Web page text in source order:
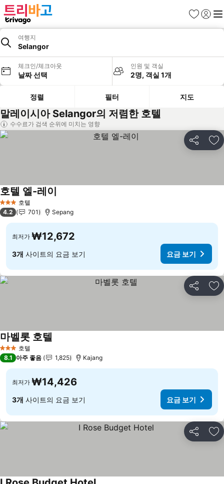
즐겨찾기
로그인
메
여행지
Selangor
체크인/체크아웃
날짜 선택
인원 및 객실
2명, 객실 1개
정렬 필터 지도
말레이시아 Selangor의 저렴한 호텔
수수료가 검색 순위에 미치는 영향
공유 즐
3 성급 호텔
호텔 엘-레이
4.2 701 Sepang
최저가 ₩12,672
3개 사이트의 요금 보기 요금 보기
공유 즐
3 성급 호텔
마벨롯 호텔
8.1 아주 좋음 1,825 Kajang
최저가 ₩14,426
3개 사이트의 요금 보기 요금 보기
공유 즐